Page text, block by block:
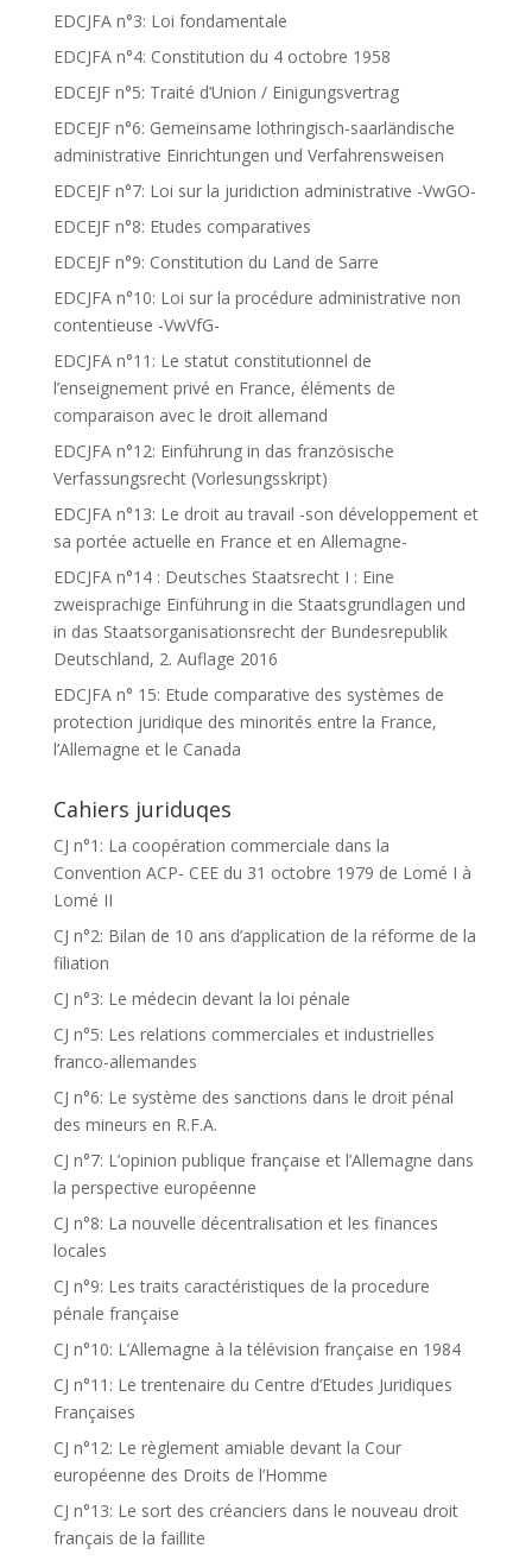
EDCJFA n°3: Loi fondamentale
EDCJFA n°4: Constitution du 4 octobre 1958
EDCEJF n°5: Traité d’Union / Einigungsvertrag
EDCEJF n°6: Gemeinsame lothringisch-saarländische
administrative Einrichtungen und Verfahrensweisen
EDCEJF n°7: Loi sur la juridiction administrative -VwGO-
EDCEJF n°8: Etudes comparatives
EDCEJF n°9: Constitution du Land de Sarre
EDCJFA n°10: Loi sur la procédure administrative non
contentieuse -VwVfG-
EDCJFA n°11: Le statut constitutionnel de
l’enseignement privé en France, éléments de
comparaison avec le droit allemand
EDCJFA n°12: Einführung in das französische
Verfassungsrecht (Vorlesungsskript)
EDCJFA n°13: Le droit au travail -son développement et
sa portée actuelle en France et en Allemagne-
EDCJFA n°14 : Deutsches Staatsrecht I : Eine
zweisprachige Einführung in die Staatsgrundlagen und
in das Staatsorganisationsrecht der Bundesrepublik
Deutschland, 2. Auflage 2016
EDCJFA n° 15: Etude comparative des systèmes de
protection juridique des minorités entre la France,
l’Allemagne et le Canada
Cahiers juriduqes
CJ n°1: La coopération commerciale dans la
Convention ACP- CEE du 31 octobre 1979 de Lomé I à
Lomé II
CJ n°2: Bilan de 10 ans d’application de la réforme de la
filiation
CJ n°3: Le médecin devant la loi pénale
CJ n°5: Les relations commerciales et industrielles
franco-allemandes
CJ n°6: Le système des sanctions dans le droit pénal
des mineurs en R.F.A.
CJ n°7: L’opinion publique française et l’Allemagne dans
la perspective européenne
CJ n°8: La nouvelle décentralisation et les finances
locales
CJ n°9: Les traits caractéristiques de la procedure
pénale française
CJ n°10: L’Allemagne à la télévision française en 1984
CJ n°11: Le trentenaire du Centre d’Etudes Juridiques
Françaises
CJ n°12: Le règlement amiable devant la Cour
européenne des Droits de l’Homme
CJ n°13: Le sort des créanciers dans le nouveau droit
français de la faillite